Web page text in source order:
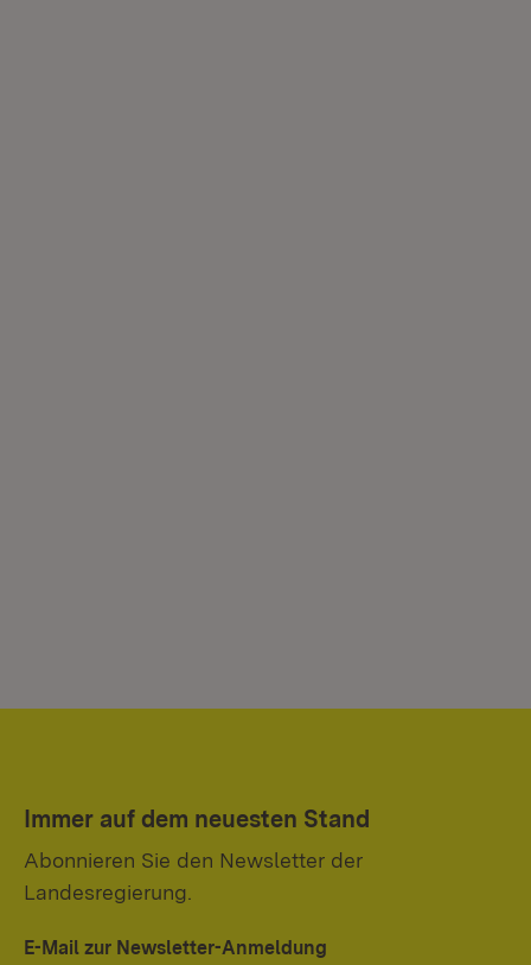
Immer auf dem neuesten Stand
Abonnieren Sie den Newsletter der
Landesregierung.
E-Mail zur Newsletter-Anmeldung